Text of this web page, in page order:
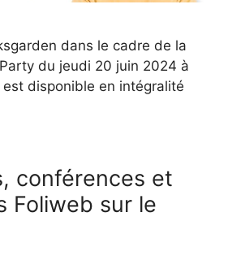
dans le cadre de la
du jeudi 20 juin 2024 à
disponible en intégralité
conférences et
Foliweb sur le